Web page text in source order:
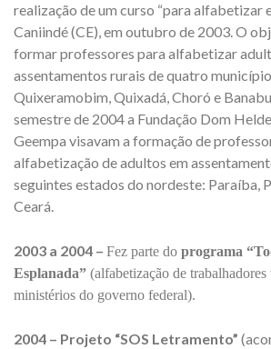
realização de um curso “para alfabetizar
Caniindé (CE), em outubro de 2003. O
formar professores para alfabetizar
assentamentos rurais de quatro
Quixeramobim, Quixadá, Choró e
semestre de 2004 a Fundação Dom
Geempa visavam a formação de
alfabetização de adultos em
seguintes estados do nordeste: Paraíba,
Ceará.
2003 a 2004 – Fez parte do programa
Esplanada” (alfabetização de
ministérios do governo federal).
2004 – Projeto “SOS Letramento”